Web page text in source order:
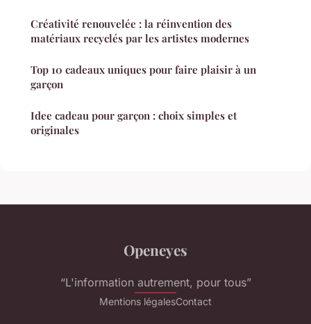
Créativité renouvelée : la réinvention des
matériaux recyclés par les artistes modernes
Top 10 cadeaux uniques pour faire plaisir à un
garçon
Idee cadeau pour garçon : choix simples et
originales
Openeyes
“L'information autrement, pour tous”
Mentions légalesContact